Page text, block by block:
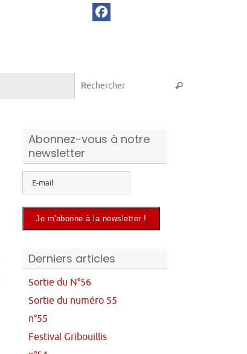
Rechercher
Abonnez-vous à notre
newsletter
Derniers articles
Sortie du N°56
Sortie du numéro 55
n°55
Festival Gribouillis